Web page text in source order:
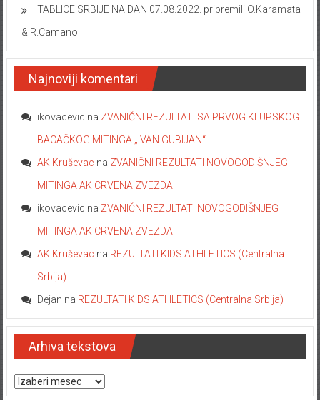
TABLICE SRBIJE NA DAN 07.08.2022. pripremili O.Karamata
& R.Camano
Najnoviji komentari
ikovacevic na ZVANIČNI REZULTATI SA PRVOG KLUPSKOG
BACAČKOG MITINGA „IVAN GUBIJAN“
AK Kruševac na ZVANIČNI REZULTATI NOVOGODIŠNJEG
MITINGA AK CRVENA ZVEZDA
ikovacevic na ZVANIČNI REZULTATI NOVOGODIŠNJEG
MITINGA AK CRVENA ZVEZDA
AK Kruševac na REZULTATI KIDS ATHLETICS (Centralna
Srbija)
Dejan na REZULTATI KIDS ATHLETICS (Centralna Srbija)
Arhiva tekstova
Arhiva tekstova